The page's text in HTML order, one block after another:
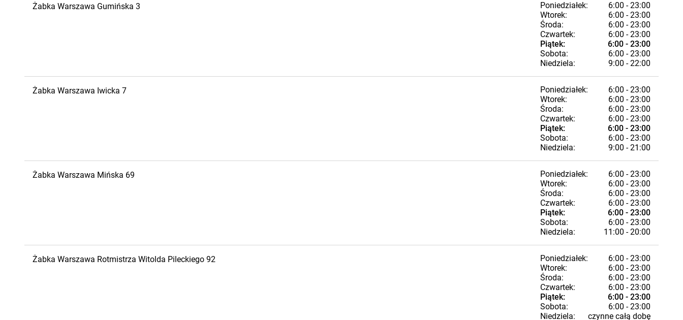
Żabka Warszawa Gumińska 3 Poniedziałek:
6:00 - 23:00
Wtorek:
6:00 - 23:00
Środa:
6:00 - 23:00
Czwartek:
6:00 - 23:00
Piątek:
6:00 - 23:00
Sobota:
6:00 - 23:00
Niedziela:
9:00 - 22:00
Żabka Warszawa Iwicka 7 Poniedziałek:
6:00 - 23:00
Wtorek:
6:00 - 23:00
Środa:
6:00 - 23:00
Czwartek:
6:00 - 23:00
Piątek:
6:00 - 23:00
Sobota:
6:00 - 23:00
Niedziela:
9:00 - 21:00
Żabka Warszawa Mińska 69 Poniedziałek:
6:00 - 23:00
Wtorek:
6:00 - 23:00
Środa:
6:00 - 23:00
Czwartek:
6:00 - 23:00
Piątek:
6:00 - 23:00
Sobota:
6:00 - 23:00
Niedziela:
11:00 - 20:00
Żabka Warszawa Rotmistrza Witolda Pileckiego 92 Poniedziałek:
6:00 - 23:00
Wtorek:
6:00 - 23:00
Środa:
6:00 - 23:00
Czwartek:
6:00 - 23:00
Piątek:
6:00 - 23:00
Sobota:
6:00 - 23:00
Niedziela:
czynne całą dobę